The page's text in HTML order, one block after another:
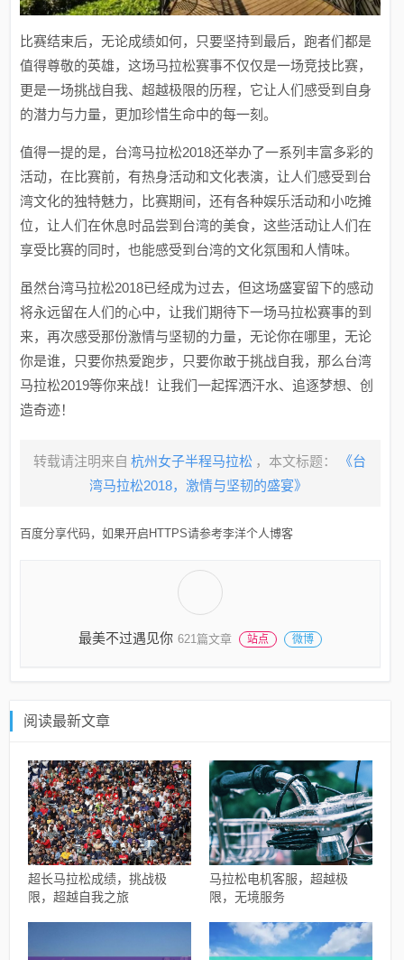
比赛结束后，无论成绩如何，只要坚持到最后，跑者们都是
值得尊敬的英雄，这场马拉松赛事不仅仅是一场竞技比赛，
更是一场挑战自我、超越极限的历程，它让人们感受到自身
的潜力与力量，更加珍惜生命中的每一刻。
值得一提的是，台湾马拉松2018还举办了一系列丰富多彩的
活动，在比赛前，有热身活动和文化表演，让人们感受到台
湾文化的独特魅力，比赛期间，还有各种娱乐活动和小吃摊
位，让人们在休息时品尝到台湾的美食，这些活动让人们在
享受比赛的同时，也能感受到台湾的文化氛围和人情味。
虽然台湾马拉松2018已经成为过去，但这场盛宴留下的感动
将永远留在人们的心中，让我们期待下一场马拉松赛事的到
来，再次感受那份激情与坚韧的力量，无论你在哪里，无论
你是谁，只要你热爱跑步，只要你敢于挑战自我，那么台湾
马拉松2019等你来战！让我们一起挥洒汗水、追逐梦想、创
造奇迹！
转载请注明来自 杭州女子半程马拉松 ，本文标题：
《台
湾马拉松2018，激情与坚韧的盛宴》
百度分享代码，如果开启HTTPS请参考李洋个人博客
最美不过遇见你 621篇文章 站点 微博
阅读最新文章
超长马拉松成绩，挑战极
限，超越自我之旅
马拉松电机客服，超越极
限，无境服务